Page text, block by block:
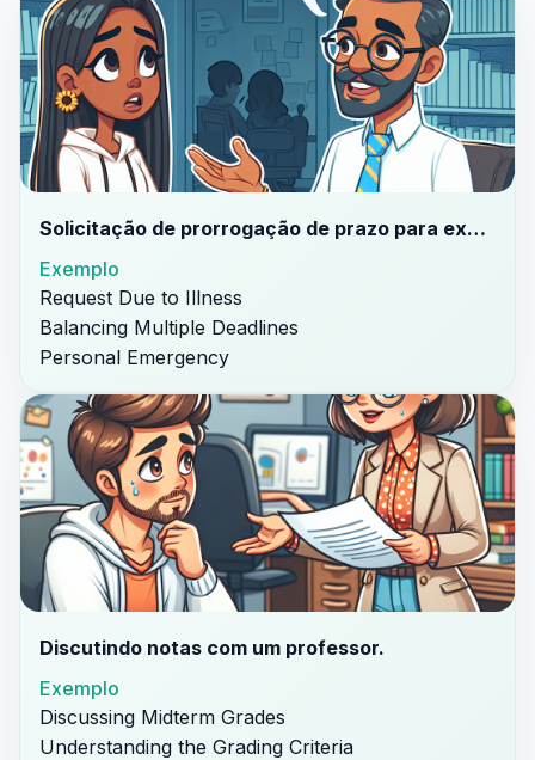
Solicitação de prorrogação de prazo para exame
Exemplo
Request Due to Illness
Balancing Multiple Deadlines
Personal Emergency
Discutindo notas com um professor.
Exemplo
Discussing Midterm Grades
Understanding the Grading Criteria